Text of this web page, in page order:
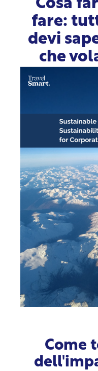
Cosa
fare:
devi
che
Come